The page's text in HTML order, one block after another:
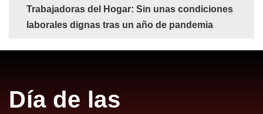
Trabajadoras del Hogar: Sin unas condiciones
laborales dignas tras un año de pandemia
Día de las